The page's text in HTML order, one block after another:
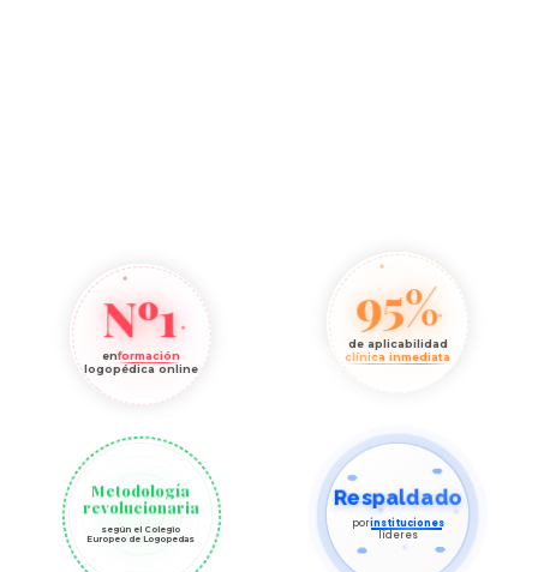
Nº1
enformación
logopédica online
95%
de aplicabilidad
clínica inmediata
Metodología
revolucionaria
según el Colegio
Europeo de Logopedas
Respaldado
porinstituciones
líderes